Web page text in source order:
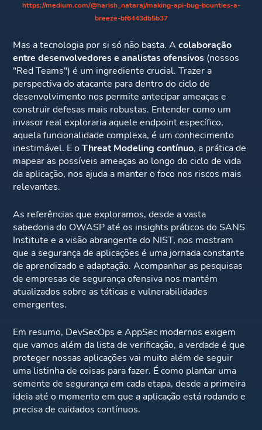
https://medium.com/@harish_nataraj/making-api-bug-bounties-a-
breeze-bf6443db5b37
Mas a tecnologia por si só não basta. Acolaboração
entre desenvolvedores e analistas ofensivos (nossos
"Red Teams") é um ingrediente crucial. Trazer a
perspectiva do atacante para dentro do ciclo de
desenvolvimento nos permite antecipar ameaças e
construir defesas mais robustas. Entender como um
invasor real exploraria aquele endpoint específico,
aquela funcionalidade complexa, é um conhecimento
inestimável. E oThreat Modeling contínuo, a prática de
mapear as possíveis ameaças ao longo do ciclo de vida
da aplicação, nos ajuda a manter o foco nos riscos mais
relevantes.
As referências que exploramos, desde a vasta
sabedoria do OWASP até os insights práticos do SANS
Institute e a visão abrangente do NIST, nos mostram
que a segurança de aplicações é uma jornada constante
de aprendizado e adaptação. Acompanhar as pesquisas
de empresas de segurança ofensiva nos mantém
atualizados sobre as táticas e vulnerabilidades
emergentes.
Em resumo, DevSecOps e AppSec modernos exigem
que vamos além da lista de verificação, a verdade é que
proteger nossas aplicações vai muito além de seguir
uma listinha de coisas para fazer. É como plantar uma
semente de segurança em cada etapa, desde a primeira
ideia até o momento em que a aplicação está rodando e
precisa de cuidados contínuos.